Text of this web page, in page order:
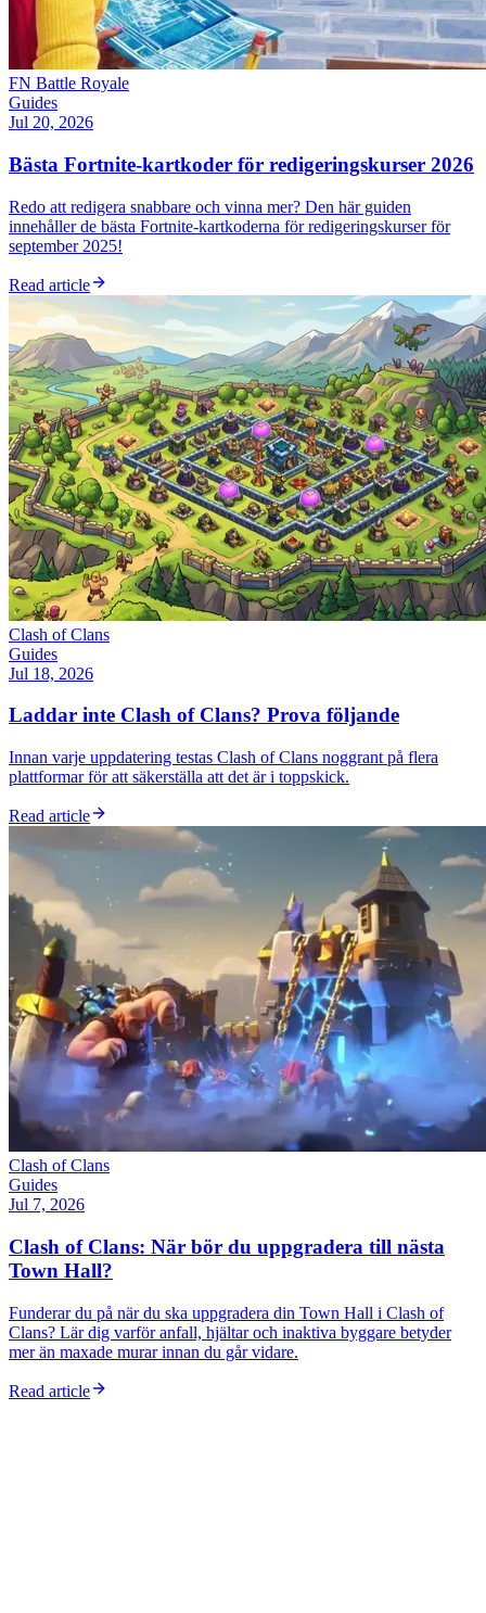
FN Battle Royale
Guides
Jul 20, 2026
Bästa Fortnite-kartkoder för redigeringskurser 2026
Redo att redigera snabbare och vinna mer? Den här guiden
innehåller de bästa Fortnite-kartkoderna för redigeringskurser för
september 2025!
Read article
Clash of Clans
Guides
Jul 18, 2026
Laddar inte Clash of Clans? Prova följande
Innan varje uppdatering testas Clash of Clans noggrant på flera
plattformar för att säkerställa att det är i toppskick.
Read article
Clash of Clans
Guides
Jul 7, 2026
Clash of Clans: När bör du uppgradera till nästa
Town Hall?
Funderar du på när du ska uppgradera din Town Hall i Clash of
Clans? Lär dig varför anfall, hjältar och inaktiva byggare betyder
mer än maxade murar innan du går vidare.
Read article